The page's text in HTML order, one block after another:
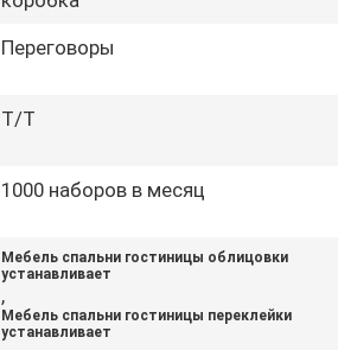
Переговоры
T/T
1000 наборов в месяц
Мебель спальни гостиницы облицовки
устанавливает
,
Мебель спальни гостиницы переклейки
устанавливает